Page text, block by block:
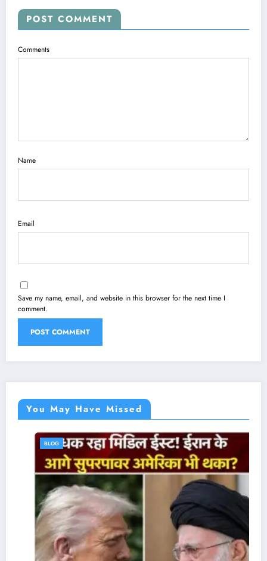
POST COMMENT
Comments
Name
Email
Save my name, email, and website in this browser for the next time I
comment.
You May Have Missed
BLOG